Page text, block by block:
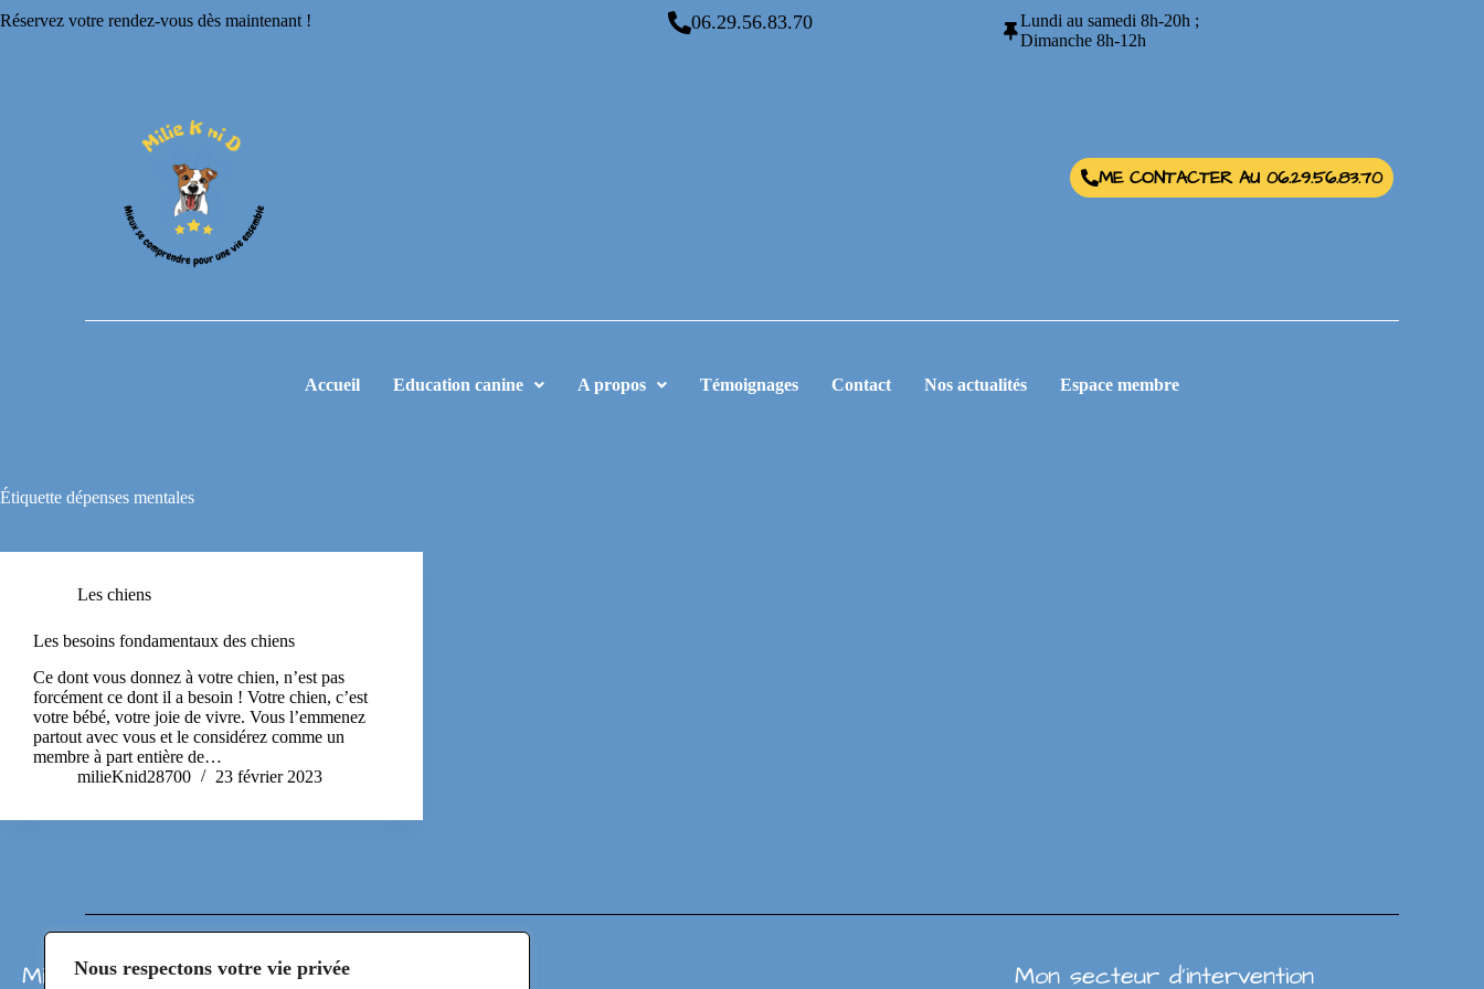
Nous respectons votre vie privée
Réservez votre rendez-vous dès maintenant ! 06.29.56.83.70
Lundi au samedi 8h-20h ;
Dimanche 8h-12h
ME CONTACTER AU 06.29.56.83.70
Accueil Education canine A propos Témoignages Contact Nos actualités Espace membre
Étiquette dépenses mentales
Les chiens
Les besoins fondamentaux des chiens
Ce dont vous donnez à votre chien, n’est pas
forcément ce dont il a besoin ! Votre chien, c’est
votre bébé, votre joie de vivre. Vous l’emmenez
partout avec vous et le considérez comme un
membre à part entière de…
milieKnid28700
23 février 2023
Milie KniD Mon secteur d’intervention